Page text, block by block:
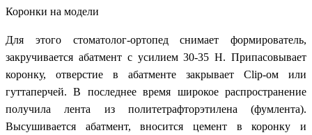
Коронки на модели
Для этого стоматолог-ортопед снимает формирователь,
закручивается абатмент с усилием 30-35 Н. Припасовывает
коронку, отверстие в абатменте закрывает Clip-ом или
гуттаперчей. В последнее время широкое распространение
получила лента из политетрафторэтилена (фумлента).
Высушивается абатмент, вносится цемент в коронку и